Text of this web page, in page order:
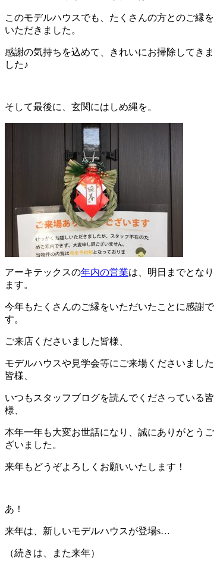
このモデルハウスでも、たくさんの方とのご縁を
いただきました。
感謝の気持ちを込めて、きれいにお掃除してきま
した♪
そして最後に、玄関にはしめ縄を。
アーキテックスの年内の営業は、明日までとなり
ます。
今年もたくさんのご縁をいただいたことに感謝で
す。
ご来店くださいました皆様、
モデルハウスや見学会等にご来場くださいました
皆様、
いつもスタッフブログを読んでくださっている皆
様、
本年一年も大変お世話になり、誠にありがとうご
ざいました。
来年もどうぞよろしくお願いいたします！
あ！
来年は、新しいモデルハウスが登場s…
（続きは、また来年）